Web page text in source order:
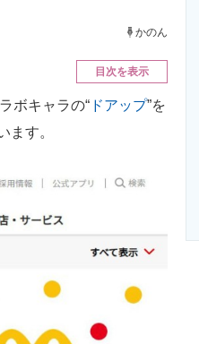
かのん
目次を表示
ボキャラの“ ドアップ”を
ます。